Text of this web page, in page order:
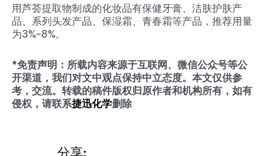
用芦荟提取物制成的化妆品有保健牙膏、洁肤护肤产
品、系列头发产品、保湿霜、青春霜等产品，推荐用量
为3%~8%。
*免责声明：所载内容来源于互联网、微信公众号等公
开渠道，我们对文中观点保持中立态度。本文仅供参
考，交流。转载的稿件版权归原作者和机构所有，如有
侵权， 请联系捷迅化学删除